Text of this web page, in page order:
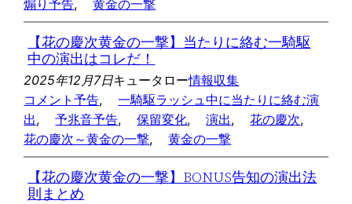
煽り予告, 黄金の一撃
【花の慶次黄金の一撃】当たりに絡む一騎駆
中の演出はコレだ！
2025年12月7日キュータロー情報収集
コメント予告,
一騎駆ラッシュ中に当たりに絡む演
出, 予兆音予告, 保留変化, 演出, 花の慶次
花の慶次～黄金の一撃, 黄金の一撃
【花の慶次黄金の一撃】BONUS告知の演出法
則まとめ